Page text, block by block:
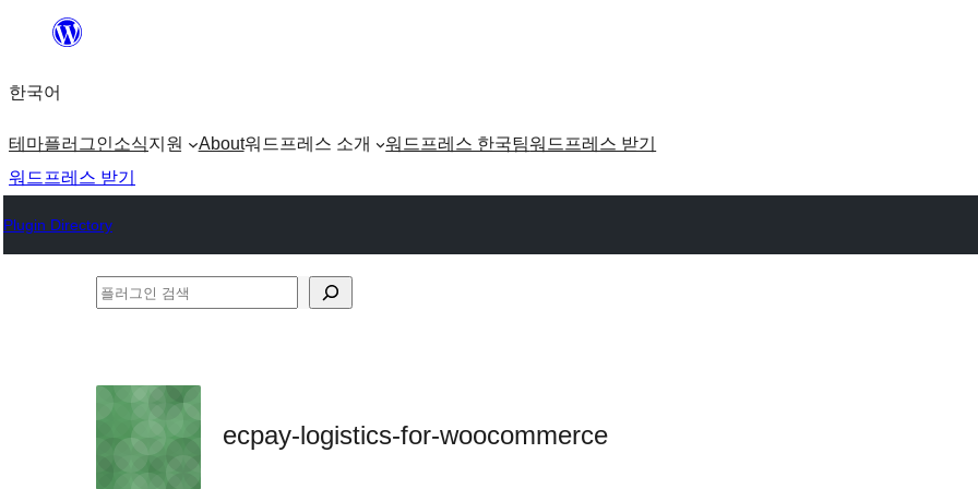
츠
로
가
한국어
테마플러그인소식지원 About워드프레스 소개 워드프레스 한국팀워드프레스 받기
워드프레스 받기
Plugin Directory
플
인
검
ecpay-logistics-for-woocommerce